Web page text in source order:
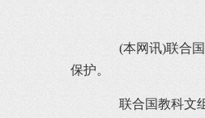
(本网讯)联合国
保护。
联合国教科文组